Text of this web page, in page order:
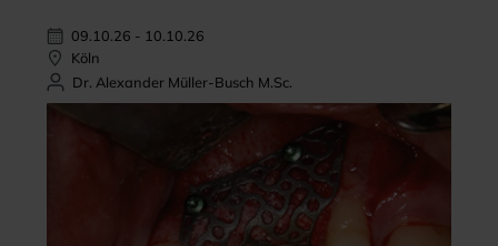
09.10.26 - 10.10.26
Köln
Dr. Alexander Müller-Busch M.Sc.